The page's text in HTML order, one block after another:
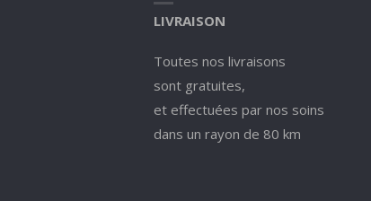
LIVRAISON
Toutes nos livraisons
sont gratuites,
et effectuées par nos soins
dans un rayon de 80 km